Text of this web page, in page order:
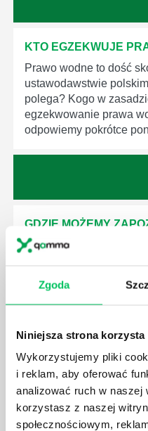
Zgoda
Niniejsza strona
Wykorzystujemy pliki
i reklam, aby oferować
analizować ruch w naszej
korzystasz z naszej
społecznościowym,
KTO EGZEKWUJE
Prawo wodne to dość
ustawodawstwie
polega? Kogo w
egzekwowanie prawa
odpowiemy pokrótce
GDZIE MOŻEMY
WYMAGANIAMI
MEDYCZNYCH?
społeczeństwa
które mają za zadanie
będą zobowiązane
wprowadzenie dąży do
produktów, które trafiają